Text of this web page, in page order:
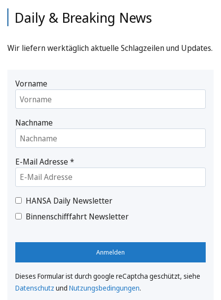
Daily & Breaking News
Wir liefern werktäglich aktuelle Schlagzeilen und Updates.
Vorname
Nachname
E-Mail Adresse*
HANSA Daily Newsletter
Binnenschifffahrt Newsletter
Anmelden
Dieses Formular ist durch google reCaptcha geschützt, siehe
Datenschutz und Nutzungsbedingungen.